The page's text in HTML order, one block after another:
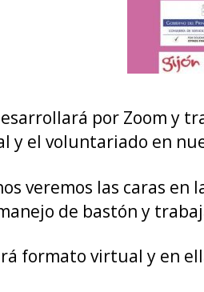
por Zoom y
y el voluntariado en
veremos las caras
de bastón y
formato virtual y en